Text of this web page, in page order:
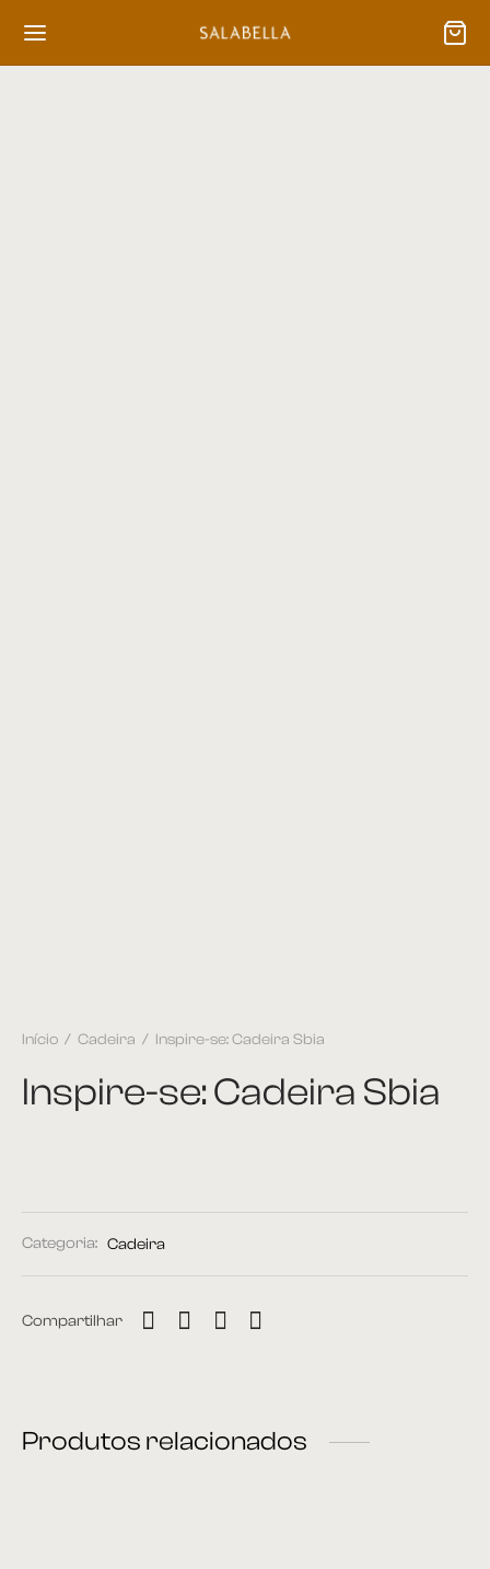
Início / Cadeira / Inspire-se: Cadeira Sbia
Inspire-se: Cadeira Sbia
Categoria: Cadeira
Compartilhar
Produtos relacionados